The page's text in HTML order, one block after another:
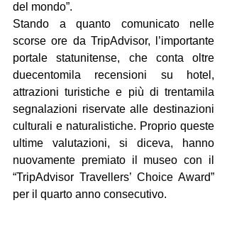
del mondo”.
Stando a quanto comunicato nelle
scorse ore da TripAdvisor, l’importante
portale statunitense, che conta oltre
duecentomila recensioni su hotel,
attrazioni turistiche e più di trentamila
segnalazioni riservate alle destinazioni
culturali e naturalistiche. Proprio queste
ultime valutazioni, si diceva, hanno
nuovamente premiato il museo con il
“TripAdvisor Travellers’ Choice Award”
per il quarto anno consecutivo.